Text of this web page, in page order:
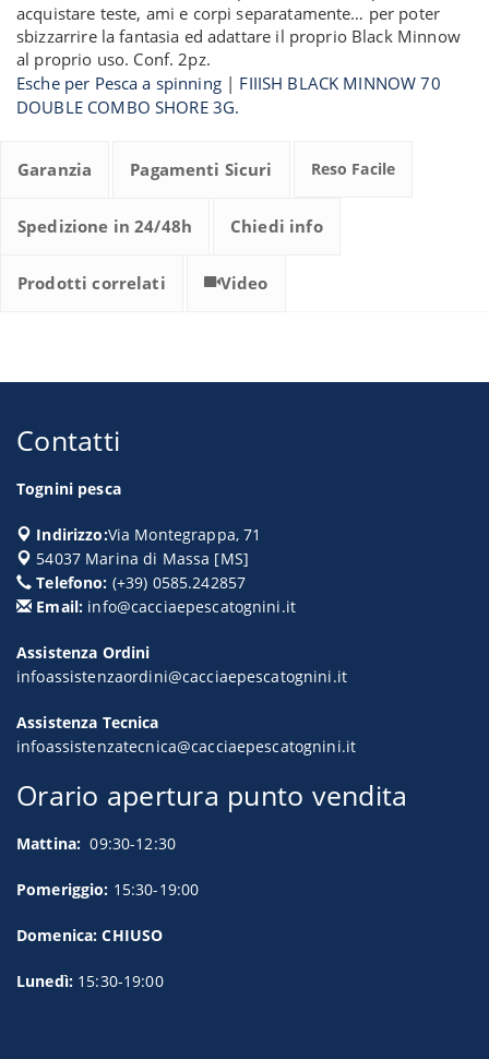
acquistare teste, ami e corpi separatamente… per poter
sbizzarrire la fantasia ed adattare il proprio Black Minnow
al proprio uso. Conf. 2pz.
Esche per Pesca a spinning| FIIISH BLACK MINNOW 70
DOUBLE COMBO SHORE 3G.
Garanzia Pagamenti Sicuri Reso Facile
Spedizione in 24/48h Chiedi info
Prodotti correlati Video
Contatti
Tognini pesca
Indirizzo:Via Montegrappa, 71
54037 Marina di Massa [MS]
Telefono: (+39) 0585.242857
Email: info@cacciaepescatognini.it
Assistenza Ordini
infoassistenzaordini@cacciaepescatognini.it
Assistenza Tecnica
infoassistenzatecnica@cacciaepescatognini.it
Orario apertura punto vendita
Mattina: 09:30-12:30
Pomeriggio: 15:30-19:00
Domenica: CHIUSO
Lunedì: 15:30-19:00